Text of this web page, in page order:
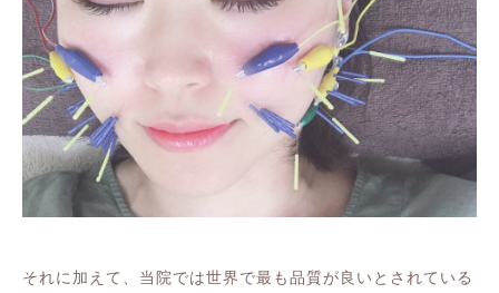
それに加えて、当院では世界で最も品質が良いとされている